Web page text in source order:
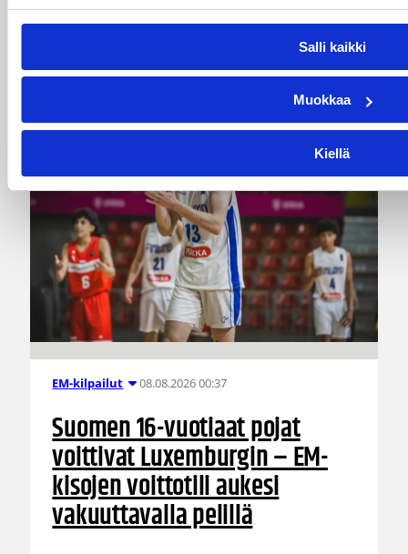
Salli kaikki
Muokkaa
Kiellä
Suomen 18-vuotiaiden tyttöjen tie EM-kisojen
EM-kilpailut 08.08.2026 00:37
Suomen 16-vuotiaat pojat
voittivat Luxemburgin – EM-
kisojen voittotili aukesi
vakuuttavalla pelillä